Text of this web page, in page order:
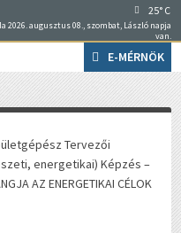
25° C
2026. augusztus 08., szombat, László napja
van.
E-MÉRNÖK
Tervezői
energetikai) Képzés –
AZ ENERGETIKAI CÉLOK